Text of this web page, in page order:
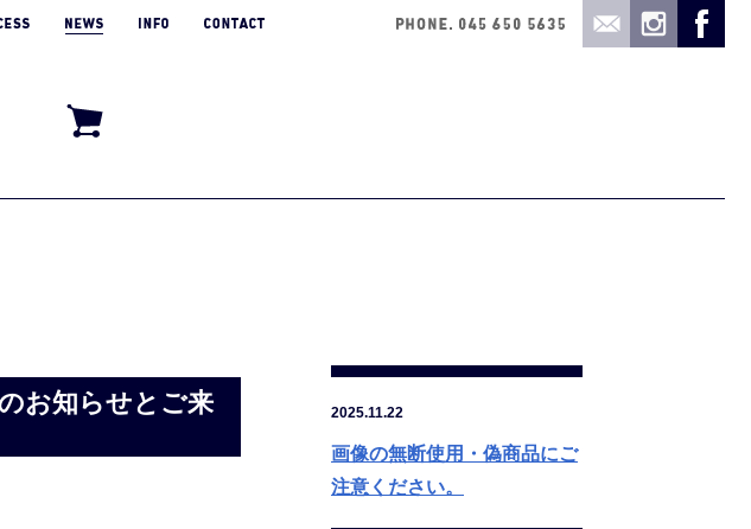
お知らせとご来
2025.11.22
画像の無断使用・偽商品にご
注意ください。